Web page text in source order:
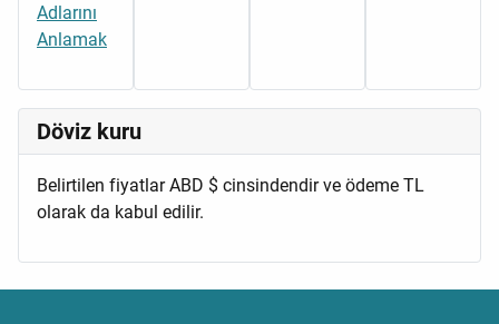
Adlarını
Anlamak
Döviz kuru
Belirtilen fiyatlar ABD $ cinsindendir ve ödeme TL
olarak da kabul edilir.